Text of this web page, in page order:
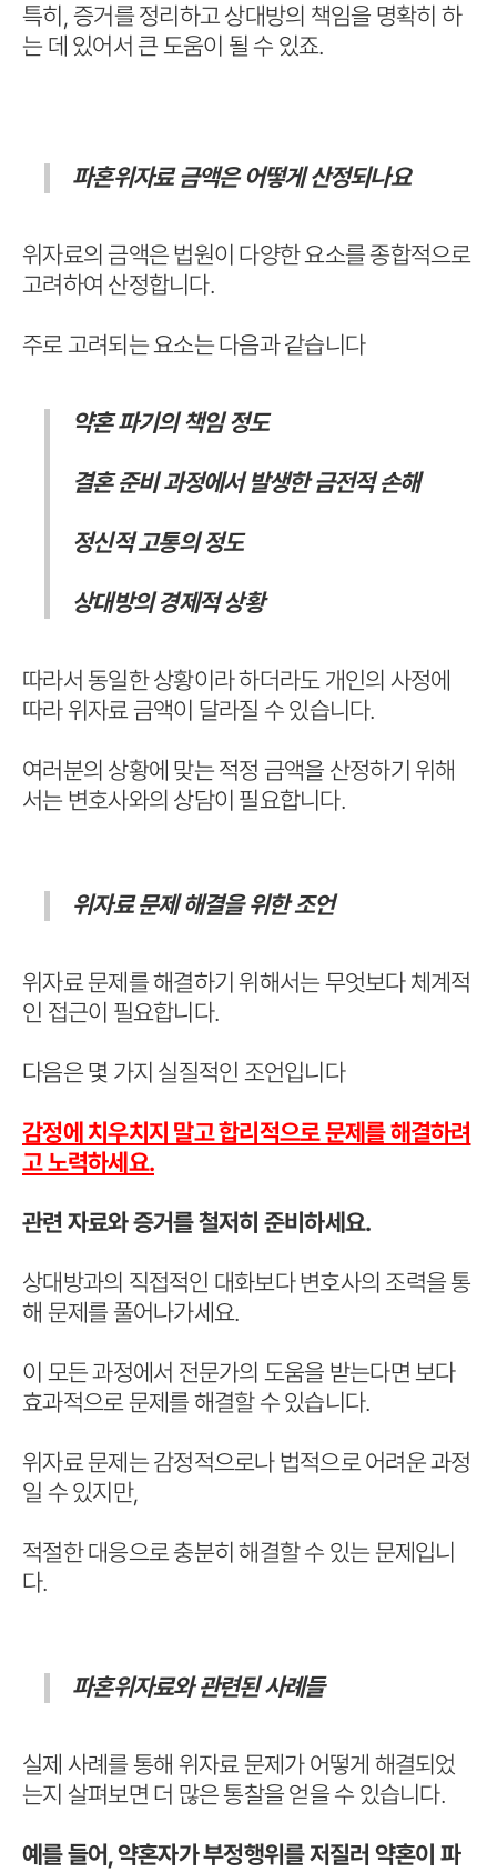
특히, 증거를 정리하고 상대방의 책임을 명확히 하
는 데 있어서 큰 도움이 될 수 있죠.
파혼위자료 금액은 어떻게 산정되나요
위자료의 금액은 법원이 다양한 요소를 종합적으로
고려하여 산정합니다.
주로 고려되는 요소는 다음과 같습니다
약혼 파기의 책임 정도
결혼 준비 과정에서 발생한 금전적 손해
정신적 고통의 정도
상대방의 경제적 상황
따라서 동일한 상황이라 하더라도 개인의 사정에
따라 위자료 금액이 달라질 수 있습니다.
여러분의 상황에 맞는 적정 금액을 산정하기 위해
서는 변호사와의 상담이 필요합니다.
위자료 문제 해결을 위한 조언
위자료 문제를 해결하기 위해서는 무엇보다 체계적
인 접근이 필요합니다.
다음은 몇 가지 실질적인 조언입니다
감정에 치우치지 말고 합리적으로 문제를 해결하려
고 노력하세요.
관련 자료와 증거를 철저히 준비하세요.
상대방과의 직접적인 대화보다 변호사의 조력을 통
해 문제를 풀어나가세요.
이 모든 과정에서 전문가의 도움을 받는다면 보다
효과적으로 문제를 해결할 수 있습니다.
위자료 문제는 감정적으로나 법적으로 어려운 과정
일 수 있지만,
적절한 대응으로 충분히 해결할 수 있는 문제입니
다.
파혼위자료와 관련된 사례들
실제 사례를 통해 위자료 문제가 어떻게 해결되었
는지 살펴보면 더 많은 통찰을 얻을 수 있습니다.
예를 들어, 약혼자가 부정행위를 저질러 약혼이 파